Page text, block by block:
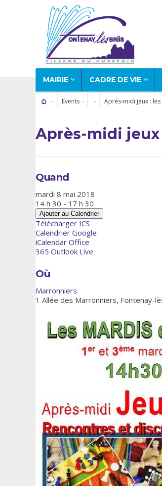
MAIRIE CADRE DE VIE
Events Après-midi jeux :
Après-midi jeux
Quand
mardi 8 mai 2018
14 h 30 - 17 h 30
Ajouter au Calendrier
Télécharger ICS
Calendrier Google
iCalendar Office
365 Outlook Live
Où
Marronniers
1 Allée des Marronniers, Fontenay-